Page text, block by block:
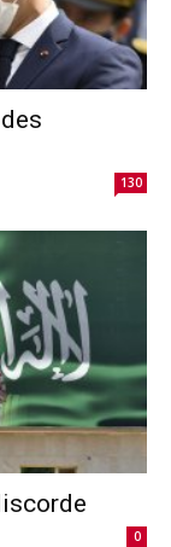
130
0